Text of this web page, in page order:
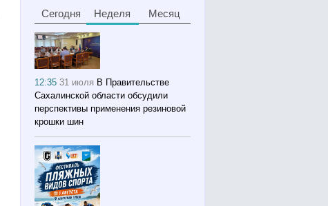
Сегодня Неделя Месяц
12:3531 июля В Правительстве
Сахалинской области обсудили
перспективы применения резиновой
крошки шин